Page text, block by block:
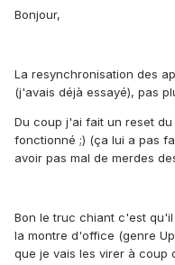
Bonjour,
La resynchronisation des
(j'avais déjà essayé), pas
Du coup j'ai fait un reset
fonctionné ;) (ça lui a pas
avoir pas mal de merdes
Bon le truc chiant c'est
la montre d'office (genre
que je vais les virer à coup